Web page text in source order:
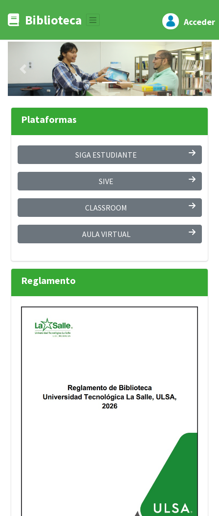
Biblioteca Acceder
Previous Next
Plataformas
SIGA ESTUDIANTE
SIVE
CLASSROOM
AULA VIRTUAL
Reglamento